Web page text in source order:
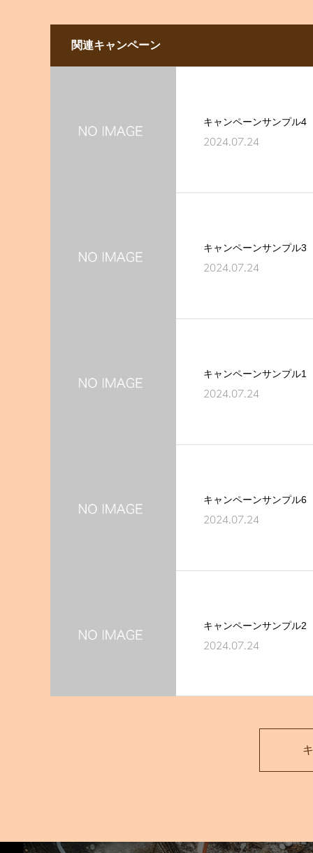
関連キャンペーン
キャンペーンサンプル4
2024.07.24
キャンペーンサンプル3
2024.07.24
キャンペーンサンプル1
2024.07.24
キャンペーンサンプル6
2024.07.24
キャンペーンサンプル2
2024.07.24